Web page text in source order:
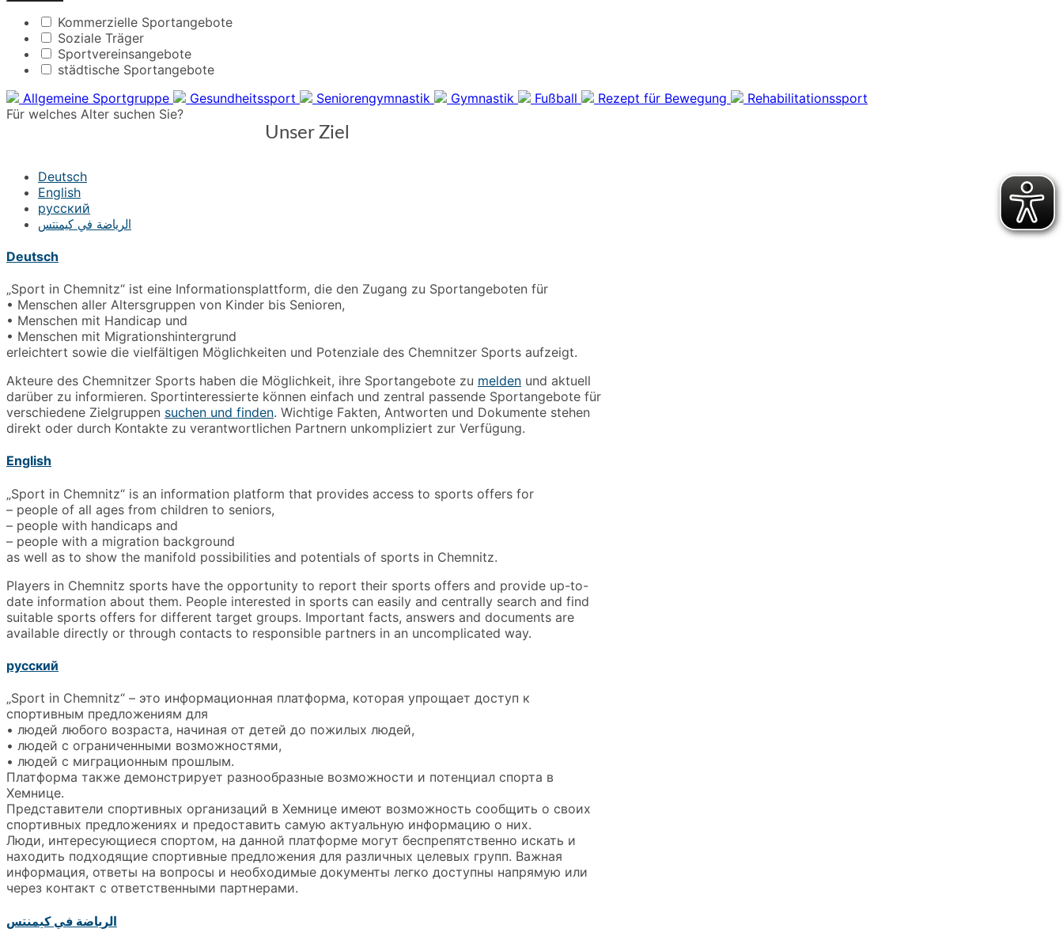
Kommerzielle Sportangebote
Soziale Träger
Sportvereinsangebote
städtische Sportangebote
Allgemeine Sportgruppe
Gesundheitssport Seniorengymnastik Gymnastik Fußball Rezept für Bewegung
Rehabilitationssport
Für welches Alter suchen Sie?
Unser Ziel
Deutsch
English
русский
الرياضة في كيمنتس
Deutsch
„Sport in Chemnitz“ ist eine Informationsplattform, die den Zugang zu Sportangeboten für
• Menschen aller Altersgruppen von Kinder bis Senioren,
• Menschen mit Handicap und
• Menschen mit Migrationshintergrund
erleichtert sowie die vielfältigen Möglichkeiten und Potenziale des Chemnitzer Sports aufzeigt.
Akteure des Chemnitzer Sports haben die Möglichkeit, ihre Sportangebote zu melden und aktuell
darüber zu informieren. Sportinteressierte können einfach und zentral passende Sportangebote für
verschiedene Zielgruppen suchen und finden. Wichtige Fakten, Antworten und Dokumente stehen
direkt oder durch Kontakte zu verantwortlichen Partnern unkompliziert zur Verfügung.
English
„Sport in Chemnitz“ is an information platform that provides access to sports offers for
– people of all ages from children to seniors,
– people with handicaps and
– people with a migration background
as well as to show the manifold possibilities and potentials of sports in Chemnitz.
Players in Chemnitz sports have the opportunity to report their sports offers and provide up-to-
date information about them. People interested in sports can easily and centrally search and find
suitable sports offers for different target groups. Important facts, answers and documents are
available directly or through contacts to responsible partners in an uncomplicated way.
русский
„Sport in Chemnitz“ – это информационная платформа, которая упрощает доступ к
спортивным предложениям для
• людей любого возраста, начиная от детей до пожилых людей,
• людей с ограниченными возможностями,
• людей с миграционным прошлым.
Платформа также демонстрирует разнообразные возможности и потенциал спорта в
Хемнице.
Представители спортивных организаций в Хемнице имеют возможность сообщить о своих
спортивных предложениях и предоставить самую актуальную информацию о них.
Люди, интересующиеся спортом, на данной платформе могут беспрепятственно искать и
находить подходящие спортивные предложения для различных целевых групп. Важная
информация, ответы на вопросы и необходимые документы легко доступны напрямую или
через контакт с ответственными партнерами.
الرياضة في كيمنتس